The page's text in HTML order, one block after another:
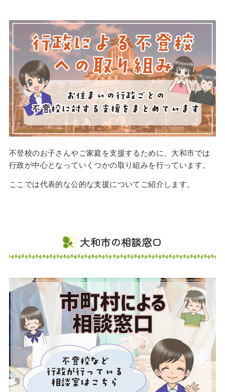
不登校のお子さんやご家庭を支援するために、大和市では
行政が中心となっていくつかの取り組みを行っています。
ここでは代表的な公的な支援についてご紹介します。
大和市の相談窓口